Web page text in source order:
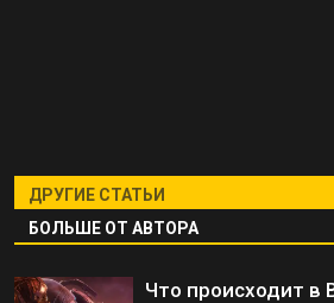
ДРУГИЕ СТАТЬИ
БОЛЬШЕ ОТ АВТОРА
Что происходит в